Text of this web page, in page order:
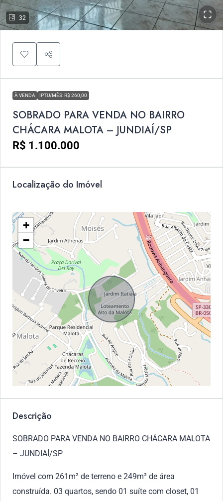
32
À VENDA IPTU/MÊS: R$ 260,00
SOBRADO PARA VENDA NO BAIRRO
CHÁCARA MALOTA – JUNDIAÍ/SP
R$ 1.100.000
Localização do Imóvel
+
−
Descrição
SOBRADO PARA VENDA NO BAIRRO CHÁCARA MALOTA
– JUNDIAÍ/SP
Imóvel com 261m² de terreno e 249m² de área
construída. 03 quartos, sendo 01 suíte com closet, 01